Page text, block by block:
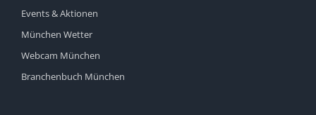
Events & Aktionen
München Wetter
Webcam München
Branchenbuch München